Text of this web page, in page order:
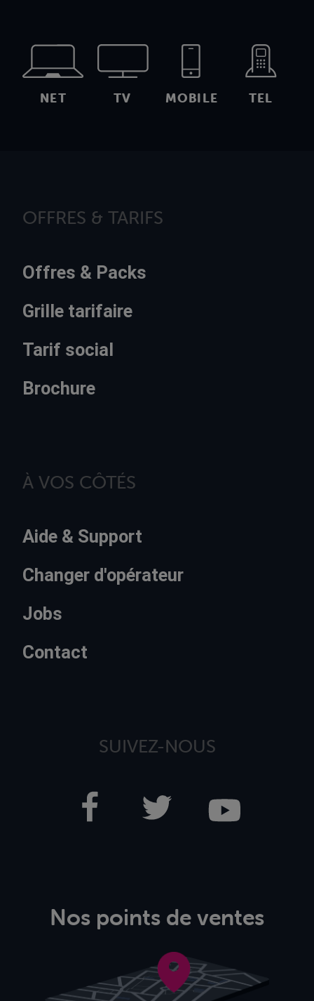
NET TV MOBILE TEL
OFFRES & TARIFS
Offres & Packs
Grille tarifaire
Tarif social
Brochure
À VOS CÔTÉS
Aide & Support
Changer d'opérateur
Jobs
Contact
SUIVEZ-NOUS
Nos points de ventes